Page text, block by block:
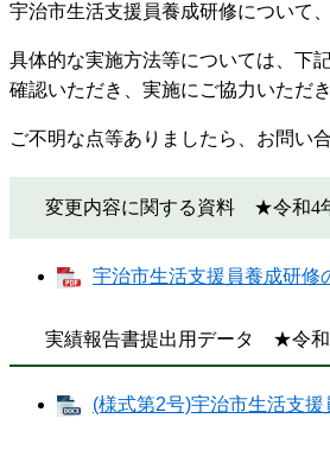
宇治市生活支援員養成研修について
具体的な実施方法等については、下
確認いただき、実施にご協力いただ
ご不明な点等ありましたら、お問い
変更内容に関する資料 ★令和4
宇治市生活支援員養成研修
実績報告書提出用データ ★令和
(様式第2号)宇治市生活支